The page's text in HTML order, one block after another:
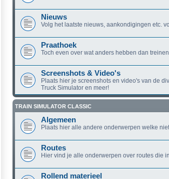
Nieuws
Volg het laatste nieuws, aankondigingen etc.
Praathoek
Toch even over wat anders hebben dan
Screenshots & Video's
Plaats hier je screenshots en video's van de
Truck Simulator en meer!
TRAIN SIMULATOR CLASSIC
Algemeen
Plaats hier alle andere onderwerpen welke
Routes
Hier vind je alle onderwerpen over routes die
Rollend materieel